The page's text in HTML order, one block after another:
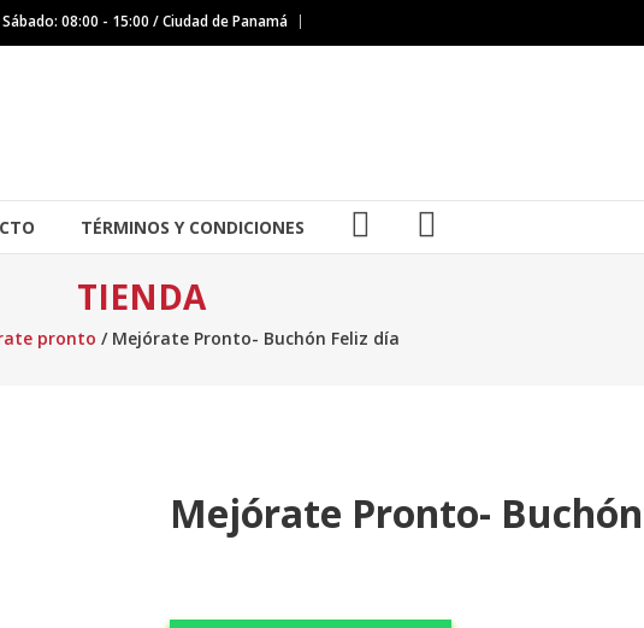
08:00 - 15:00 / Ciudad de Panamá
TÉRMINOS Y CONDICIONES
TIENDA
pronto / Mejórate Pronto- Buchón Feliz día
Mejórate Pronto-